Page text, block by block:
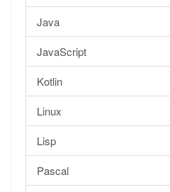
Java
JavaScript
Kotlin
Linux
Lisp
Pascal